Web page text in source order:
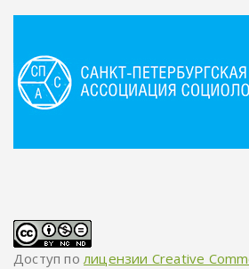
Доступ полицензии Creative